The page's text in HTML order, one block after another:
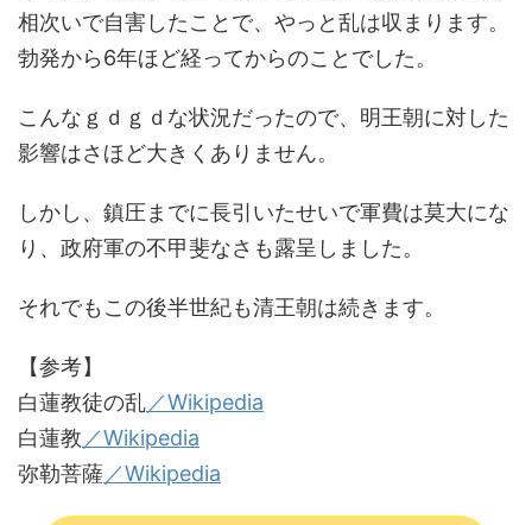
相次いで自害したことで、やっと乱は収まります。
勃発から6年ほど経ってからのことでした。
こんなｇｄｇｄな状況だったので、明王朝に対した
影響はさほど大きくありません。
しかし、鎮圧までに長引いたせいで軍費は莫大にな
り、政府軍の不甲斐なさも露呈しました。
それでもこの後半世紀も清王朝は続きます。
【参考】
白蓮教徒の乱／Wikipedia
白蓮教 ／Wikipedia
弥勒菩薩／Wikipedia